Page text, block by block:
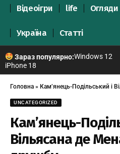
Відеоігри life Огляди
Україна Статті
Зараз популярно:Windows 12
iPhone 18
Головна » Кам’янець-Подільський і
UNCATEGORIZED
Кам’янець-
Вільясана де